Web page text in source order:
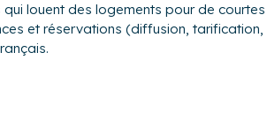
louent des logements pour de
et réservations (diffusion,